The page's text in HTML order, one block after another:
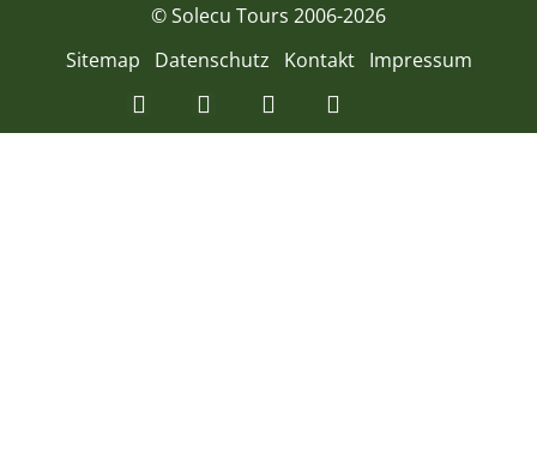
© Solecu Tours 2006-2026
Sitemap
Datenschutz Kontakt Impressum